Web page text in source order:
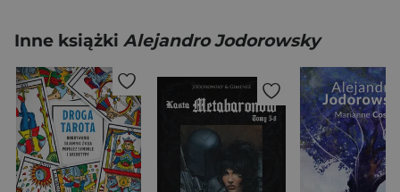
Inne książki Alejandro Jodorowsky